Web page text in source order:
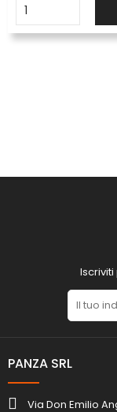
PANZA SRL
Via Don Emilio